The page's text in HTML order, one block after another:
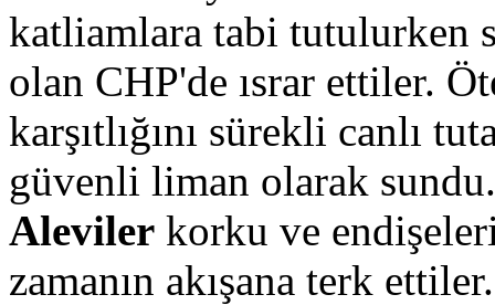
katliamlara tabi tutulurken
olan CHP'de ısrar ettiler.
karşıtlığını sürekli canlı
güvenli liman olarak
Aleviler korku ve
zamanın akışana terk ettiler.